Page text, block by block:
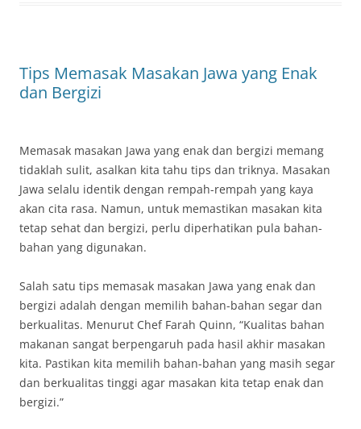
Tips Memasak Masakan Jawa yang Enak
dan Bergizi
Memasak masakan Jawa yang enak dan bergizi memang
tidaklah sulit, asalkan kita tahu tips dan triknya. Masakan
Jawa selalu identik dengan rempah-rempah yang kaya
akan cita rasa. Namun, untuk memastikan masakan kita
tetap sehat dan bergizi, perlu diperhatikan pula bahan-
bahan yang digunakan.
Salah satu tips memasak masakan Jawa yang enak dan
bergizi adalah dengan memilih bahan-bahan segar dan
berkualitas. Menurut Chef Farah Quinn, “Kualitas bahan
makanan sangat berpengaruh pada hasil akhir masakan
kita. Pastikan kita memilih bahan-bahan yang masih segar
dan berkualitas tinggi agar masakan kita tetap enak dan
bergizi.”